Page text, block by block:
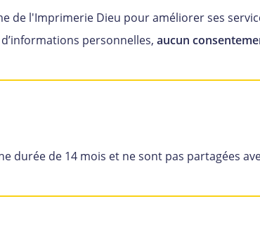
de l'Imprimerie Dieu pour améliorer ses
personnelles, aucun
durée de 14 mois et ne sont pas partagées